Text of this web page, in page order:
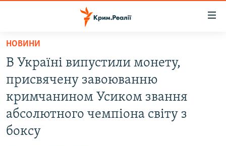
Перейти
основного
матеріалу
Перейти
до
основної
навігації
Перейти
ВОДА.КРИМ
ВІДЕО ТА ФОТО
ПОЛІТИКА
БЛОГИ
НОВИНИ
В Україні випустили монету,
присвячену завоюванню
кримчанином Усиком звання
абсолютного чемпіона світу з
боксу